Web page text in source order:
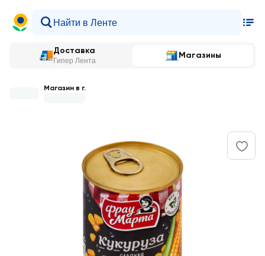
Доставка
Гипер Лента
Магазины
Магазин в г.